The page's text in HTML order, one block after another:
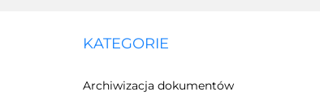
KATEGORIE
Archiwizacja dokumentów